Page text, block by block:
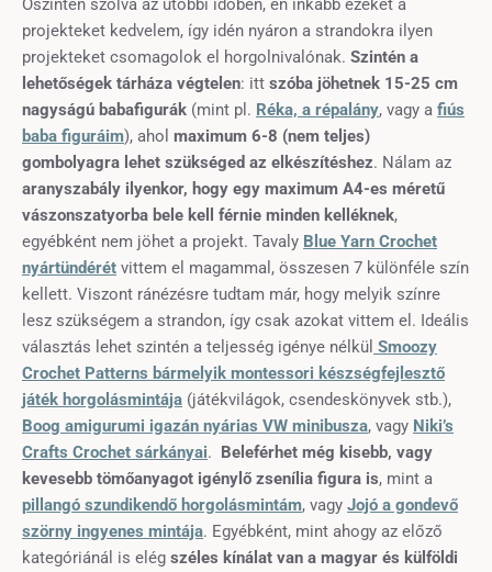
Őszintén szólva az utóbbi időben, én inkább ezeket a
projekteket kedvelem, így idén nyáron a strandokra ilyen
projekteket csomagolok el horgolnivalónak. Szintén a
lehetőségek tárháza végtelen: itt szóba jöhetnek 15-25 cm
nagyságú babafigurák (mint pl. Réka, a répalány, vagy a fiús
baba figuráim), ahol maximum 6-8 (nem teljes)
gombolyagra lehet szükséged az elkészítéshez. Nálam az
aranyszabály ilyenkor, hogy egy maximum A4-es méretű
vászonszatyorba bele kell férnie minden kelléknek,
egyébként nem jöhet a projekt. Tavaly Blue Yarn Crochet
nyártündérét vittem el magammal, összesen 7 különféle szín
kellett. Viszont ránézésre tudtam már, hogy melyik színre
lesz szükségem a strandon, így csak azokat vittem el. Ideális
választás lehet szintén a teljesség igénye nélkül Smoozy
Crochet Patterns bármelyik montessori készségfejlesztő
játék horgolásmintája (játékvilágok, csendeskönyvek stb.),
Boog amigurumi igazán nyárias VW minibusza, vagy Niki’s
Crafts Crochet sárkányai. Beleférhet még kisebb, vagy
kevesebb tömőanyagot igénylő zsenília figura is, mint a
pillangó szundikendő horgolásmintám, vagy Jojó a gondevő
szörny ingyenes mintája. Egyébként, mint ahogy az előző
kategóriánál is elég széles kínálat van a magyar és külföldi